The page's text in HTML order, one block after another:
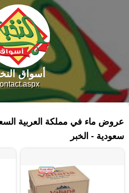
أسواق
عروض ماء في مملكة العربية
سعودية - الخبر‎